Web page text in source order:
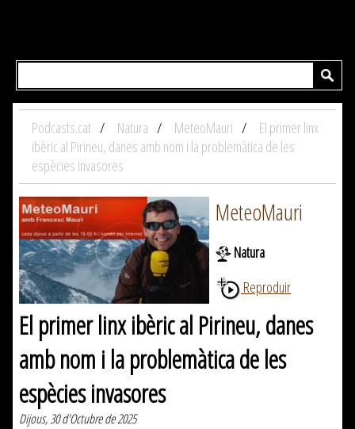
Podcasts.cat Natura MeteoMauri
El primer linx
ibèric al Pirineu, danes amb nom i la problemàtica de les
espècies invasores
MeteoMauri
Natura
Reproduir
El primer linx ibèric al Pirineu, danes
amb nom i la problemàtica de les
espècies invasores
Dijous, 30 d'Octubre de 2025